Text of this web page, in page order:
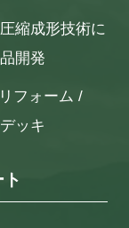
縮成形技術に
開発
フォーム /
ッキ